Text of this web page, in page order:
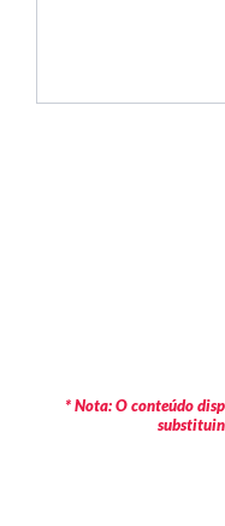
* Nota: O conteúdo